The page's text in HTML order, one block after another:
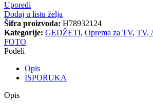
Uporedi
Dodaj u listu želja
Šifra proizvoda: H78932124
Kategorije: GEDŽETI, Oprema za TV, TV,
FOTO
Podeli
Opis
ISPORUKA
Opis